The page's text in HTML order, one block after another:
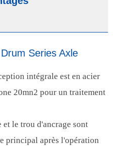
Series Axle
intégrale est en acier
20mn2 pour un traitement
et le trou d'ancrage sont
principal après l'opération